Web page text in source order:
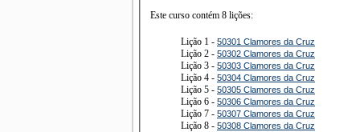
Este curso contém 8 lições:
Lição 1 - 50301 Clamores da Cruz
Lição 2 - 50302 Clamores da Cruz
Lição 3 - 50303 Clamores da Cruz
Lição 4 - 50304 Clamores da Cruz
Lição 5 - 50305 Clamores da Cruz
Lição 6 - 50306 Clamores da Cruz
Lição 7 - 50307 Clamores da Cruz
Lição 8 - 50308 Clamores da Cruz